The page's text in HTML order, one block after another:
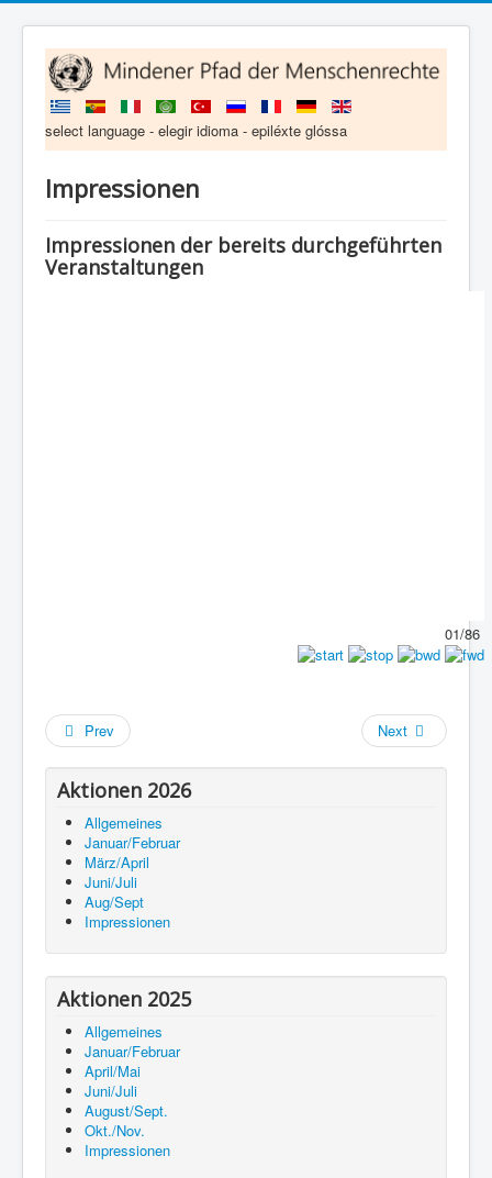
select language - elegir idioma - epiléxte glóssa
Impressionen
Impressionen der bereits durchgeführten
Veranstaltungen
01/86
Prev Next
Aktionen 2026
Allgemeines
Januar/Februar
März/April
Juni/Juli
Aug/Sept
Impressionen
Aktionen 2025
Allgemeines
Januar/Februar
April/Mai
Juni/Juli
August/Sept.
Okt./Nov.
Impressionen